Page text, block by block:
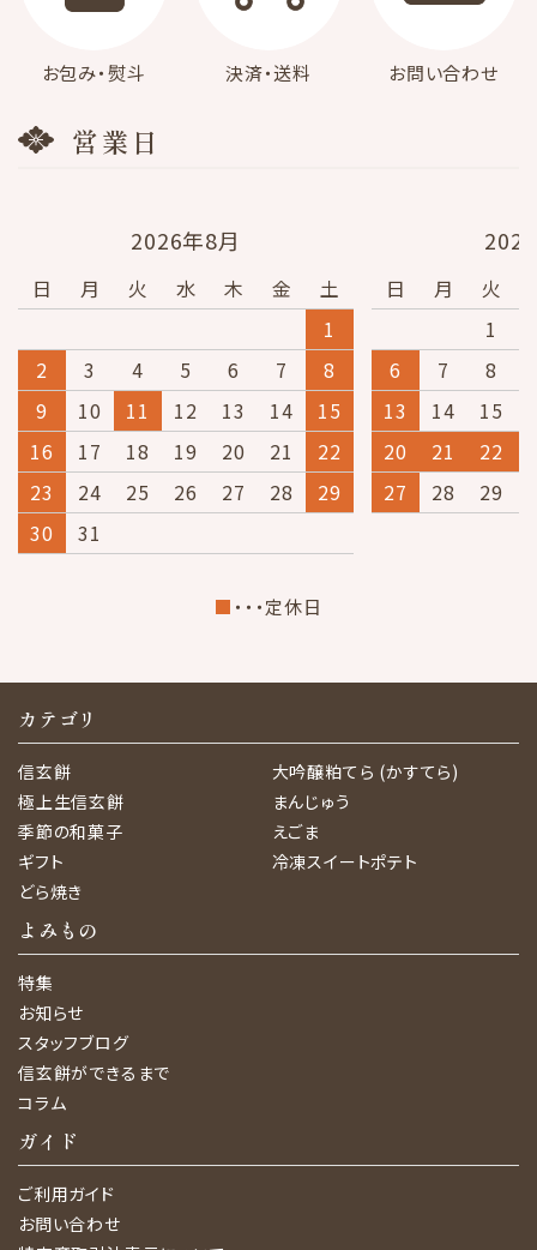
お包み・熨斗 決済・送料 お問い合わせ
営業日
2026年8月
日 月 火 水 木 金
土
1
2
3 4 5 6 7
8
9
10 11 12 13 14
15
16
17 18 19 20 21
22
23
24 25 26 27 28
29
30
31
日 月 火
1
6
7 8
13
14 15
20
21 22
27
28 29
■ ・・・定休日
カテゴリ
信玄餅
極上生信玄餅
季節の和菓子
ギフト
どら焼き
大吟醸粕てら (かすてら)
まんじゅう
えごま
冷凍スイートポテト
よみもの
特集
お知らせ
スタッフブログ
信玄餅ができるまで
コラム
ガイド
ご利用ガイド
お問い合わせ